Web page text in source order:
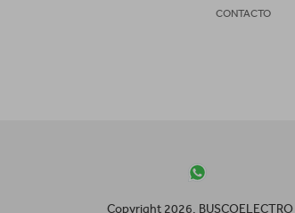
CONTACTO
Copyright 2026. BUSCOELECTRO